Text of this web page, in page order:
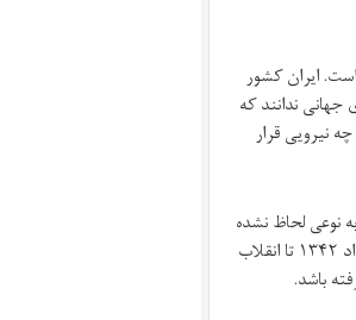
ایران کشور
ندانند که
نیرویی قرار
به نوعی لحاظ نشده
باشد. از نهضت مشروطه تا کودتای اسفند ١٢٩٩، از شهریور ١٣٢٠ تا کودتای ٢٨مرداد ١٣٢٢ و از خرداد ١٣٤٢ تا انقلاب